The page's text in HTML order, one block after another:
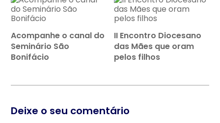
Acompanhe o canal do
Seminário São
Bonifácio
II Encontro Diocesano
das Mães que oram
pelos filhos
Deixe o seu comentário